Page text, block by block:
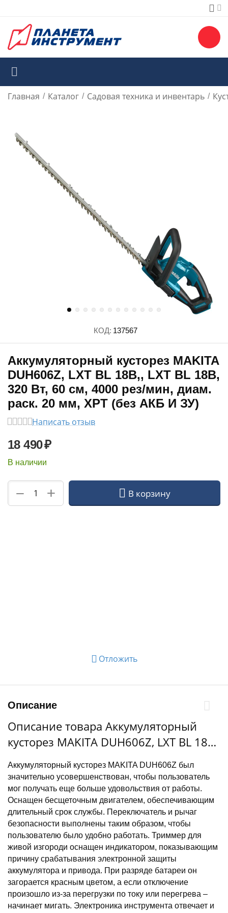
Главная / Каталог / Садовая техника и инвентарь /
КОД: 137567
Аккумуляторный кусторез MAKITA
DUH606Z, LXT BL 18В,, LXT BL 18В,
320 Вт, 60 см, 4000 рез/мин, диам.
раск. 20 мм, XPT (без АКБ И ЗУ)
Написать отзыв
18 490₽
В наличии
+
− В корзину
Отложить
Описание
Описание товара Аккумуляторный
кусторез MAKITA DUH606Z, LXT BL 18В,,
LXT BL 18В, 320 Вт, 60 см, 4000 рез/
мин, диам. раск. 20 мм, XPT (без АКБ И
ЗУ)
Аккумуляторный кусторез MAKITA DUH606Z был
значительно усовершенствован, чтобы пользователь
мог получать еще больше удовольствия от работы.
Оснащен бесщеточным двигателем, обеспечивающим
длительный срок службы. Переключатель и рычаг
безопасности выполнены таким образом, чтобы
пользователю было удобно работать. Триммер для
живой изгороди оснащен индикатором, показывающим
причину срабатывания электронной защиты
аккумулятора и привода. При разряде батареи он
загорается красным цветом, а если отключение
произошло из-за перегрузки по току или перегрева –
начинает мигать. Электроника инструмента отвечает и